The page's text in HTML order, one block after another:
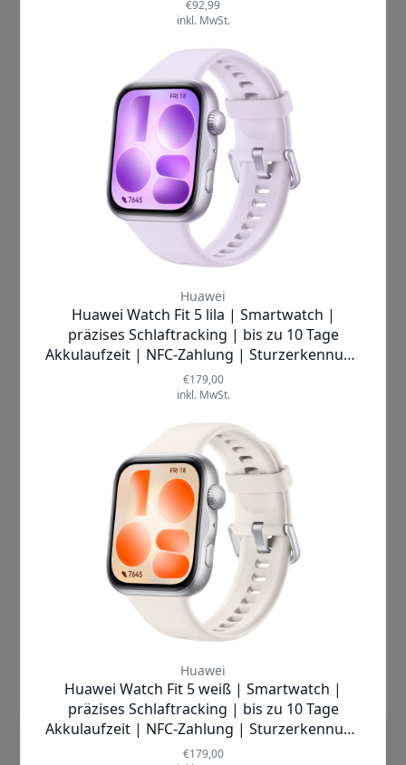
Bezug auf Ihre Fitnessziele als auch auf
beeindruckenden Funktionalität und
dem eleganten Design wird sie schnell
zu einem unverzichtbaren Teil Ihres
Lebens.
Stellen Sie sich vor, wie es sich
anfühlt, jederzeit und überall über
Ihre Gesundheit informiert zu sein.
spricht nicht nur Ihre praktischen
Bedürfnisse an, sondern berührt
auch Ihr Herz. Sie gibt Ihnen das
Gefühl von Sicherheit und Kontrolle,
indem sie Ihnen die Möglichkeit
bietet, Ihre Fitnessziele zu verfolgen
und IhreFortschritte in Echtzeit zu
überwachen. Egal ob beim Sport,
im Büro oder beim Entspannen am
Wochenende – diese Smartwatch
passt sich Ihrem Lebensstil an und
motiviert Sie dazu, aktiv zu bleiben.
Die einzigartigen
Verkaufsargumente der Xiaomi
Redmi Watch 5 Litesind nicht zu
dieTechnik.de nutzt Cookies, damit wir